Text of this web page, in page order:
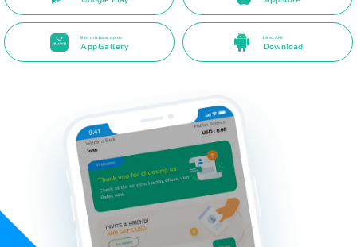
Beschikbaar op de
AppGallery
Direct APK
Download